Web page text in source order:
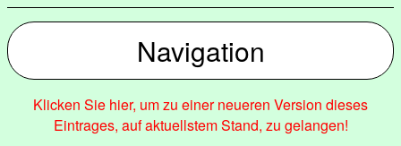
Navigation
Klicken Sie hier, um zu einer neueren Version dieses
Eintrages, auf aktuellstem Stand, zu gelangen!